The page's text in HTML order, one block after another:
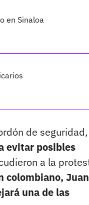
en Sinaloa
de seguridad,
evitar posibles
a la
colombiano, Juan
una de las